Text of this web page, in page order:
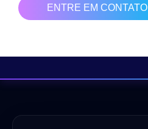
ENTRE EM CONTATO